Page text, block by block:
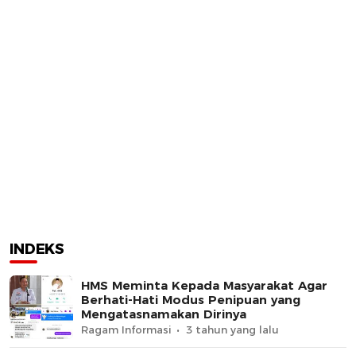
INDEKS
HMS Meminta Kepada Masyarakat Agar
Berhati-Hati Modus Penipuan yang
Mengatasnamakan Dirinya
Ragam Informasi 3 tahun yang lalu